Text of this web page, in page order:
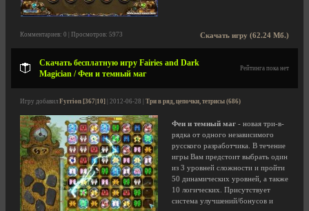
Скачать игру (62.24 Мб.)
Комментариев: 0 | Просмотров: 5973
Скачать бесплатную игру Fairies and Dark
Magician / Феи и темный маг
Рейтинга пока нет
Игру добавил Fyrrion [367|10] | 2012-06-28 | Три в ряд, цепочки, тетрисы (686)
Феи и темный маг - новая три-в-
рядка от одного независимого
русского разработчика. В течение
игры Вам предстоит выбрать один
из 3 уровней сложности и пройти
50 динамических уровней, а также
10 логических. Присутствует
система улучшений/бонусов и